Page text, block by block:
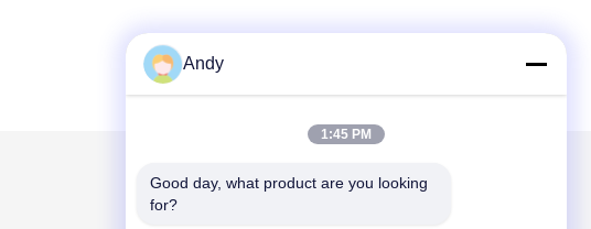
メールでお問い合わせ
Andy
1:45 PM
Good day, what product are you looking
for?